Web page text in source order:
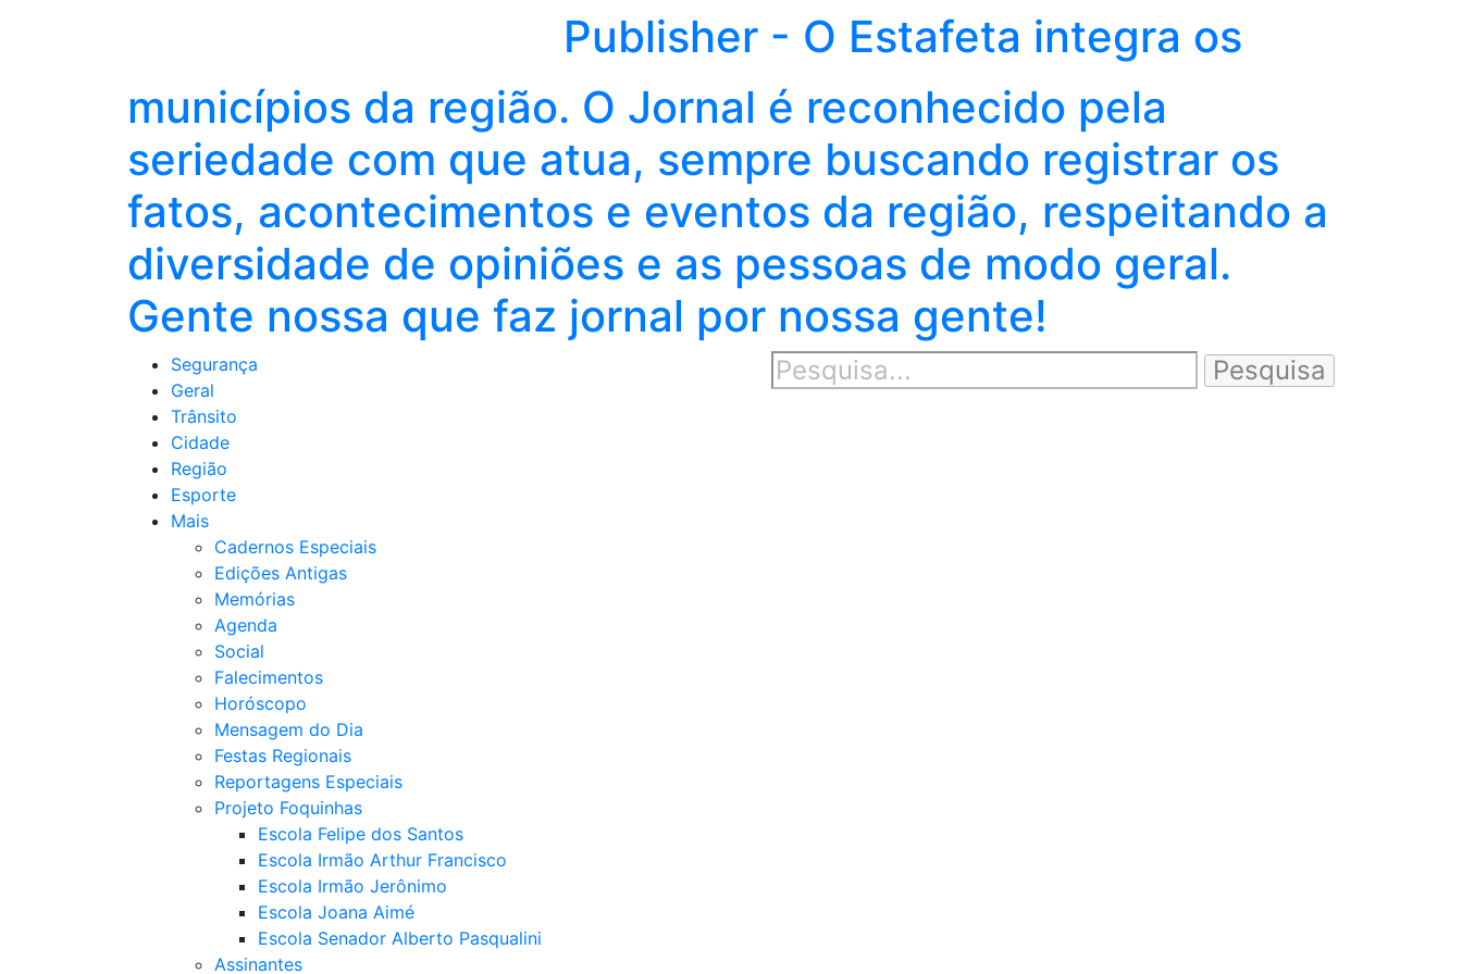
Publisher - O Estafeta integra os
municípios da região. O Jornal é reconhecido pela
seriedade com que atua, sempre buscando registrar os
fatos, acontecimentos e eventos da região, respeitando a
diversidade de opiniões e as pessoas de modo geral.
Gente nossa que faz jornal por nossa gente!
Segurança
Geral
Trânsito
Cidade
Região
Esporte
Mais
Cadernos Especiais
Edições Antigas
Memórias
Agenda
Social
Falecimentos
Horóscopo
Mensagem do Dia
Festas Regionais
Reportagens Especiais
Projeto Foquinhas
Escola Felipe dos Santos
Escola Irmão Arthur Francisco
Escola Irmão Jerônimo
Escola Joana Aimé
Escola Senador Alberto Pasqualini
Assinantes